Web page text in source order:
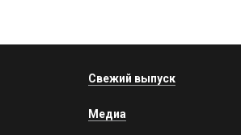
Свежий выпуск
Медиа